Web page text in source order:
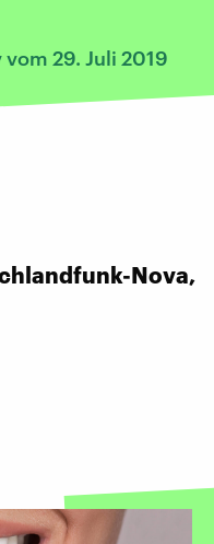
29. Juli 2019
Nova,